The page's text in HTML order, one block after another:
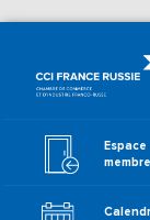
Espace